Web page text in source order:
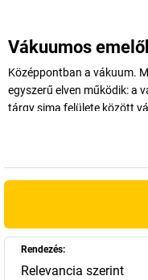
Vákuumos
Középpontban a vákuum.
egyszerű elven működik: a
tárgy sima felülete között
nélkül felemelhetők és
Rendezés:
Relevancia szerint